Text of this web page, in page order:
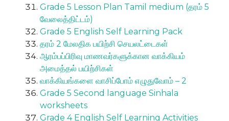
Grade 5 Lesson Plan Tamil medium (தரம் 5
வேலைத்திட்டம்)
Grade 5 English Self Learning Pack
தரம் 2 மேலதிக பயிற்சி செயலட்டைகள்
ஆரம்பப்பிரிவு மாணவர்களுக்கான வாக்கியம்
அமைத்தல் பயிற்சிகள்
வாக்கியங்களை வாசிப்போம் எழுதுவோம் – 2
Grade 5 Second language Sinhala
worksheets
Grade 4 English Self Learning Activities